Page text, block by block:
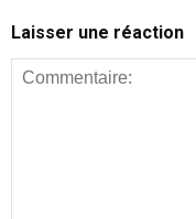
Laisser une réaction